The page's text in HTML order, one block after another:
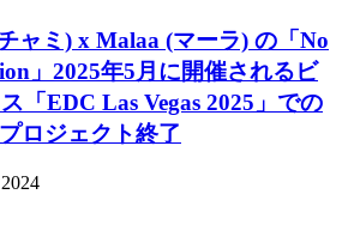
ャミ) x Malaa (マーラ) の「No
」2025年5月に開催されるビ
「EDC Las Vegas 2025」での
ロジェクト終了